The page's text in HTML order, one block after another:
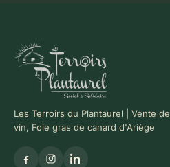
Les Terroirs du Plantaurel | Vente de
vin, Foie gras de canard d'Ariège